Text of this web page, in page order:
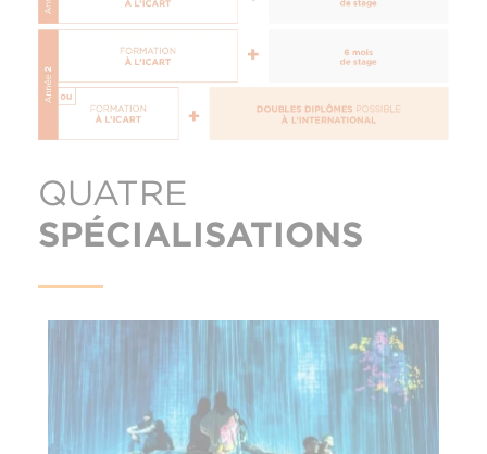
QUATRE
SPÉCIALISATIONS